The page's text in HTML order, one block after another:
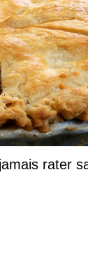
rater